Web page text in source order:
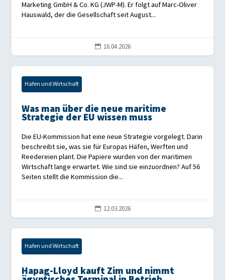
Marketing GmbH & Co. KG (JWP-M). Er folgt auf Marc-Oliver
Hauswald, der die Gesellschaft seit August...
 16.04.2026
Hafen und Wirtschaft
Was man über die neue maritime
Strategie der EU wissen muss
Die EU-Kommission hat eine neue Strategie vorgelegt. Darin
beschreibt sie, was sie für Europas Häfen, Werften und
Reedereien plant. Die Papiere wurden von der maritimen
Wirtschaft lange erwartet. Wie sind sie einzuordnen? Auf 56
Seiten stellt die Kommission die...
 12.03.2026
Hafen und Wirtschaft
Hapag-Lloyd kauft Zim und nimmt